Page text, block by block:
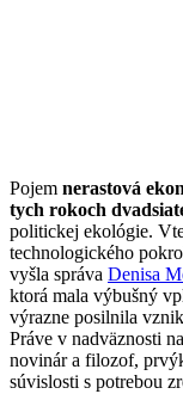
Pojem nerastová
tych rokoch
politickej ekológie.
technologického
vyšla správa Denisa
ktorá mala výbušný
výrazne posilnila
Práve v nadväznosti
novinár a filozof,
súvislosti s potrebou